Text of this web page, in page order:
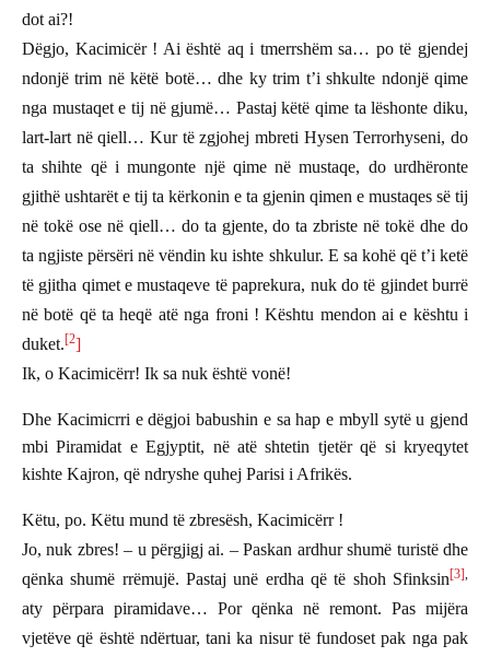
dot ai?!
Dëgjo, Kacimicër ! Ai është aq i tmerrshëm sa… po të gjendej
ndonjë trim në këtë botë… dhe ky trim t’i shkulte ndonjë qime
nga mustaqet e tij në gjumë… Pastaj këtë qime ta lëshonte diku,
lart-lart në qiell… Kur të zgjohej mbreti Hysen Terrorhyseni, do
ta shihte që i mungonte një qime në mustaqe, do urdhëronte
gjithë ushtarët e tij ta kërkonin e ta gjenin qimen e mustaqes së tij
në tokë ose në qiell… do ta gjente, do ta zbriste në tokë dhe do
ta ngjiste përsëri në vëndin ku ishte shkulur. E sa kohë që t’i ketë
të gjitha qimet e mustaqeve të paprekura, nuk do të gjindet burrë
në botë që ta heqë atë nga froni ! Kështu mendon ai e kështu i
duket.[2]
Ik, o Kacimicërr! Ik sa nuk është vonë!
Dhe Kacimicrri e dëgjoi babushin e sa hap e mbyll sytë u gjend
mbi Piramidat e Egjyptit, në atë shtetin tjetër që si kryeqytet
kishte Kajron, që ndryshe quhej Parisi i Afrikës.
Këtu, po. Këtu mund të zbresësh, Kacimicërr !
Jo, nuk zbres! – u përgjigj ai. – Paskan ardhur shumë turistë dhe
qënka shumë rrëmujë. Pastaj unë erdha që të shoh Sfinksin[3],
aty përpara piramidave… Por qënka në remont. Pas mijëra
vjetëve që është ndërtuar, tani ka nisur të fundoset pak nga pak